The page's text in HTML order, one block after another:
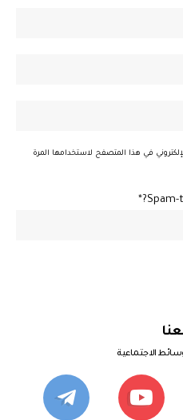
في هذا المتصفح لاستخدامها المرة
Spam-
الاجتماعية